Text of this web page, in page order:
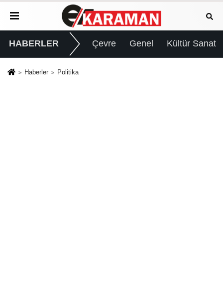
HABERLER Çevre Genel Kültür Sanat
Haberler Politika